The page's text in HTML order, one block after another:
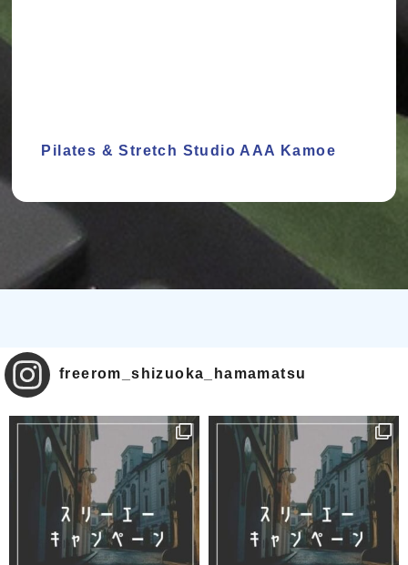
Pilates & Stretch Studio AAA Kamoe
freerom_shizuoka_hamamatsu